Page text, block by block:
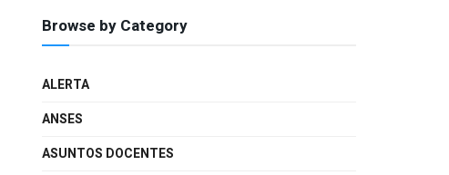
Browse by Category
ALERTA
ANSES
ASUNTOS DOCENTES